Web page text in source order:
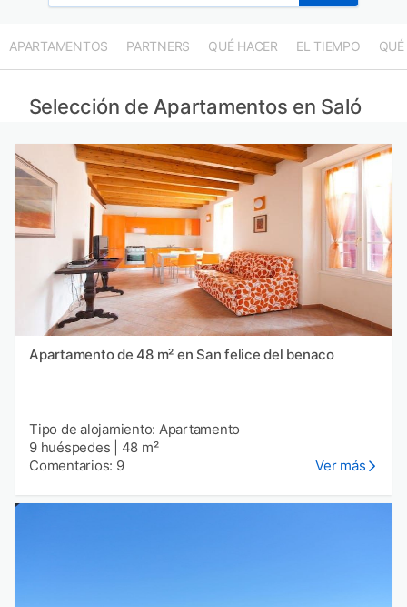
APARTAMENTOS PARTNERS QUÉ HACER EL TIEMPO QUÉ
Selección de Apartamentos en Saló
Apartamento de 48 m² en San felice del benaco
Tipo de alojamiento: Apartamento
9 huéspedes
48 m²
Comentarios: 9
Ver más